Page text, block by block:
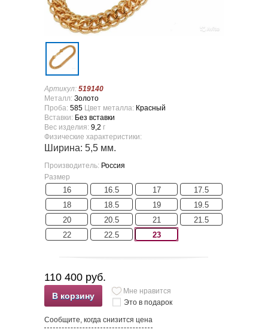
Артикул: 519140
Металл: Золото
Проба: 585 Цвет металла: Красный
Вставки: Без вставки
Вес изделия: 9,2 г
Физические характеристики:
Ширина: 5,5 мм.
Производитель: Россия
Размер
16 16.5 17
17.5
18
18.5 19
19.5
20
20.5 21
21.5
22
22.5 23
110 400 руб.
В корзину
Мне нравится
Это в подарок
Сообщите, когда снизится цена